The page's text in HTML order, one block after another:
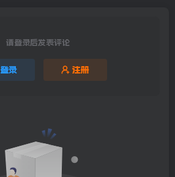
请登录后发表评论
登录 注册